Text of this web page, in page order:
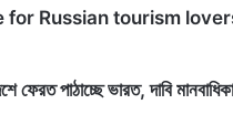
for Russian tourism
ফেরত পাঠাচ্ছে ভারত, দাবি